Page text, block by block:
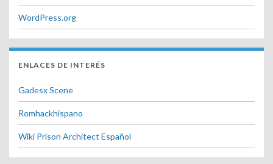
WordPress.org
ENLACES DE INTERÉS
Gadesx Scene
Romhackhispano
Wiki Prison Architect Español